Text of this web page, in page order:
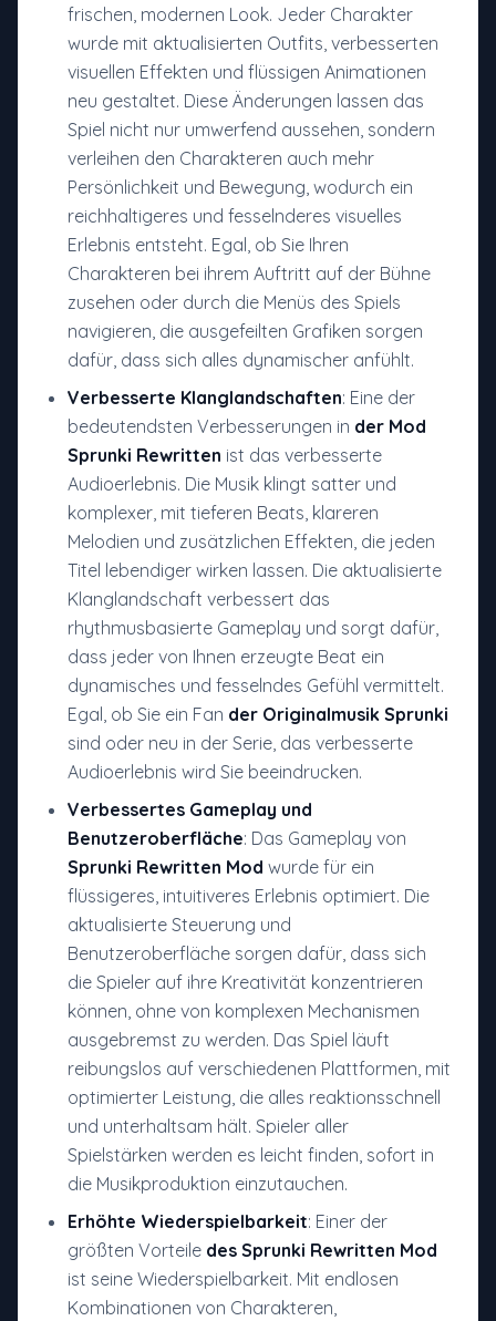
frischen, modernen Look. Jeder Charakter
wurde mit aktualisierten Outfits, verbesserten
visuellen Effekten und flüssigen Animationen
neu gestaltet. Diese Änderungen lassen das
Spiel nicht nur umwerfend aussehen, sondern
verleihen den Charakteren auch mehr
Persönlichkeit und Bewegung, wodurch ein
reichhaltigeres und fesselnderes visuelles
Erlebnis entsteht. Egal, ob Sie Ihren
Charakteren bei ihrem Auftritt auf der Bühne
zusehen oder durch die Menüs des Spiels
navigieren, die ausgefeilten Grafiken sorgen
dafür, dass sich alles dynamischer anfühlt.
Verbesserte Klanglandschaften: Eine der
bedeutendsten Verbesserungen in der Mod
Sprunki Rewritten ist das verbesserte
Audioerlebnis. Die Musik klingt satter und
komplexer, mit tieferen Beats, klareren
Melodien und zusätzlichen Effekten, die jeden
Titel lebendiger wirken lassen. Die aktualisierte
Klanglandschaft verbessert das
rhythmusbasierte Gameplay und sorgt dafür,
dass jeder von Ihnen erzeugte Beat ein
dynamisches und fesselndes Gefühl vermittelt.
Egal, ob Sie ein Fan der Originalmusik Sprunki
sind oder neu in der Serie, das verbesserte
Audioerlebnis wird Sie beeindrucken.
Verbessertes Gameplay und
Benutzeroberfläche: Das Gameplay von
Sprunki Rewritten Mod wurde für ein
flüssigeres, intuitiveres Erlebnis optimiert. Die
aktualisierte Steuerung und
Benutzeroberfläche sorgen dafür, dass sich
die Spieler auf ihre Kreativität konzentrieren
können, ohne von komplexen Mechanismen
ausgebremst zu werden. Das Spiel läuft
reibungslos auf verschiedenen Plattformen, mit
optimierter Leistung, die alles reaktionsschnell
und unterhaltsam hält. Spieler aller
Spielstärken werden es leicht finden, sofort in
die Musikproduktion einzutauchen.
Erhöhte Wiederspielbarkeit: Einer der
größten Vorteile des Sprunki Rewritten Mod
ist seine Wiederspielbarkeit. Mit endlosen
Kombinationen von Charakteren,